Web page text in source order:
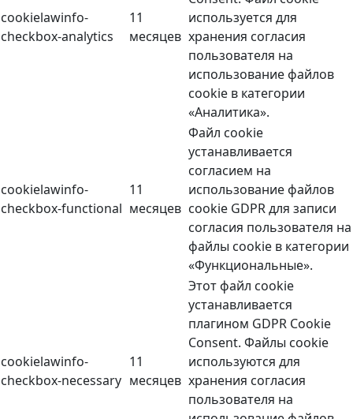
cookielawinfo-
checkbox-analytics
11
месяцев
используется для
хранения согласия
пользователя на
использование файлов
cookie в категории
«Аналитика».
cookielawinfo-
checkbox-functional
11
месяцев
Файл cookie
устанавливается
согласием на
использование файлов
cookie GDPR для записи
согласия пользователя на
файлы cookie в категории
«Функциональные».
cookielawinfo-
checkbox-necessary
11
месяцев
Этот файл cookie
устанавливается
плагином GDPR Cookie
Consent. Файлы cookie
используются для
хранения согласия
пользователя на